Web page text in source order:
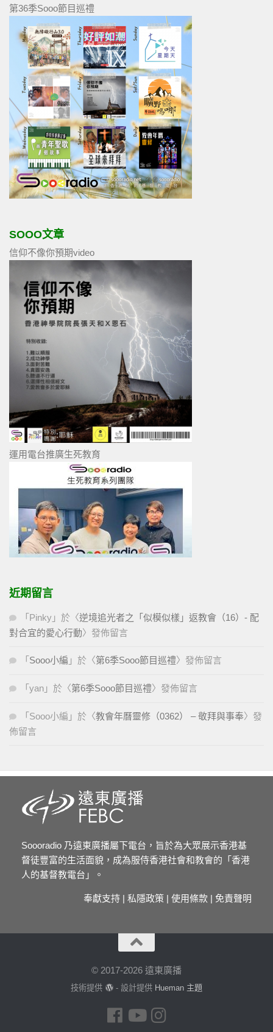
第36季Sooo節目巡禮
SOOO文章
信仰不像你預期video
運用電台推廣生死教育
近期留言
「 Pinky 」於〈逆境追光者之「似模似樣」返教會（16）- 配
對合宜的愛心行動〉發佈留言
「 Sooo小編 」於〈第6季Sooo節目巡禮〉發佈留言
「 yan 」於〈第6季Sooo節目巡禮〉發佈留言
「 Sooo小編 」於〈教會年曆靈修（0362） – 敬拜與事奉〉發
佈留言
Soooradio 乃遠東廣播屬下電台，旨於為大眾展示香港基
督徒豐富的生活面貌，成為服侍香港社會和教會的「香港
人的基督教電台」。
奉獻支持 | 私隱政策 | 使用條款 | 免責聲明
© 2017-2026 遠東廣播
技術提供 - 設計提供 Hueman 主題